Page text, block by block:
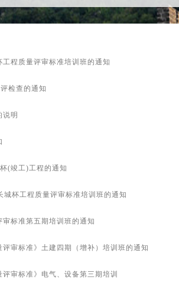
程质量评审标准培训班的通知
检查的通知
说明
(竣工)工程的通知
杯工程质量评审标准培训班的通知
标准第五期培训班的通知
审标准》土建四期（增补）培训班的通知
审标准》电气、设备第三期培训